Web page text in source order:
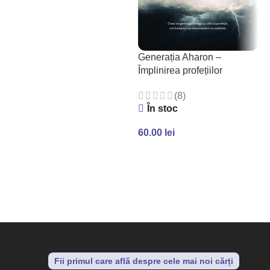
Generația Aharon –
Împlinirea profețiilor
(8)
În stoc
60.00 lei
Fii primul care află despre cele mai noi cărți